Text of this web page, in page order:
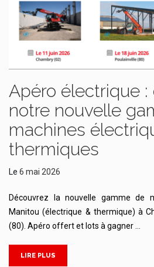
Apéro électrique
notre nouvelle
machines
thermiques
Le 6 mai 2026
Découvrez la nouvelle gamme de
Manitou (électrique & thermique) à
(80). Apéro offert et lots à gagner …
LIRE PLUS